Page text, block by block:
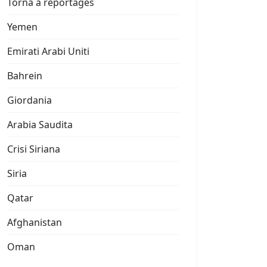
Yemen
Emirati Arabi Uniti
Bahrein
Giordania
Arabia Saudita
Crisi Siriana
Siria
Qatar
Afghanistan
Oman